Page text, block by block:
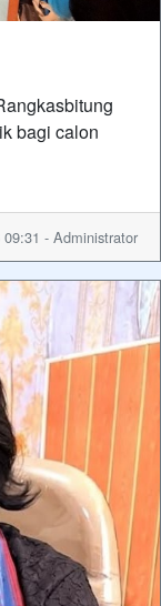
bagi calon
- Administrator